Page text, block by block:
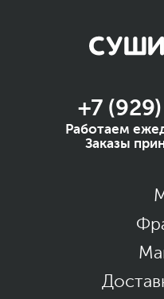
+7
Работаем
Заказы